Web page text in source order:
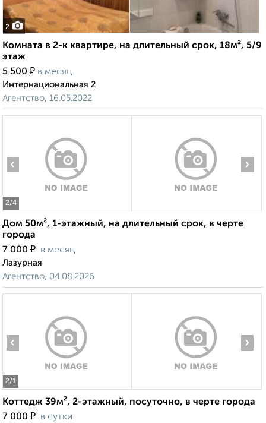
2
Комната в 2-к квартире, на длительный срок, 18м², 5/9
этаж
5 500 ₽ в месяц
Интернациональная 2
Агентство, 16.05.2022
2/4
‹ ›
Дом 50м², 1-этажный, на длительный срок, в черте
города
7 000 ₽ в месяц
Лазурная
Агентство, 04.08.2026
2/1
‹ ›
Коттедж 39м², 2-этажный, посуточно, в черте города
7 000 ₽ в сутки